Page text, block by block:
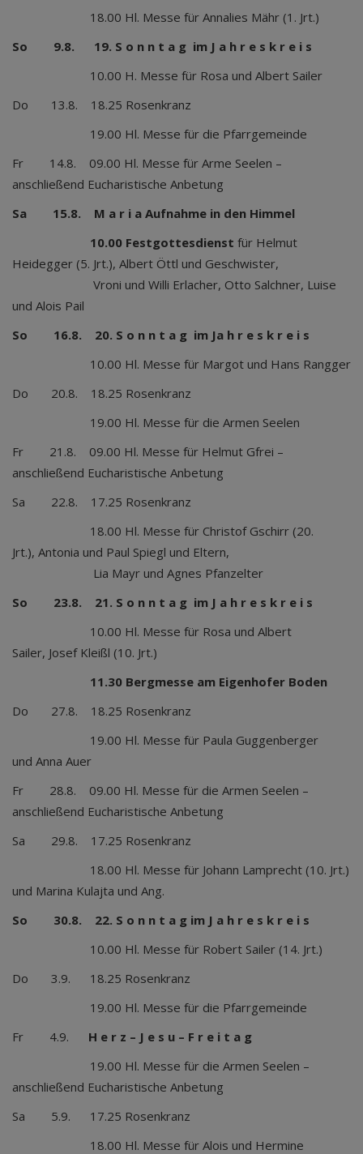
18.00 Hl. Messe für Annalies Mähr (1. Jrt.)
So 9.8. 19. S o n n t a g im J a h r e s k r e i s
10.00 H. Messe für Rosa und Albert Sailer
Do 13.8. 18.25 Rosenkranz
19.00 Hl. Messe für die Pfarrgemeinde
Fr 14.8. 09.00 Hl. Messe für Arme Seelen –
anschließend Eucharistische Anbetung
Sa 15.8. M a r i a Aufnahme in den Himmel
10.00 Festgottesdienst für Helmut
Heidegger (5. Jrt.), Albert Öttl und Geschwister,
Vroni und Willi Erlacher, Otto Salchner, Luise
und Alois Pail
So 16.8. 20. S o n n t a g im Ja h r e s k r e i s
10.00 Hl. Messe für Margot und Hans Rangger
Do 20.8. 18.25 Rosenkranz
19.00 Hl. Messe für die Armen Seelen
Fr 21.8. 09.00 Hl. Messe für Helmut Gfrei –
anschließend Eucharistische Anbetung
Sa 22.8. 17.25 Rosenkranz
18.00 Hl. Messe für Christof Gschirr (20.
Jrt.), Antonia und Paul Spiegl und Eltern,
Lia Mayr und Agnes Pfanzelter
So 23.8. 21. S o n n t a g im J a h r e s k r e i s
10.00 Hl. Messe für Rosa und Albert
Sailer, Josef Kleißl (10. Jrt.)
11.30 Bergmesse am Eigenhofer Boden
Do 27.8. 18.25 Rosenkranz
19.00 Hl. Messe für Paula Guggenberger
und Anna Auer
Fr 28.8. 09.00 Hl. Messe für die Armen Seelen –
anschließend Eucharistische Anbetung
Sa 29.8. 17.25 Rosenkranz
18.00 Hl. Messe für Johann Lamprecht (10. Jrt.)
und Marina Kulajta und Ang.
So 30.8. 22. S o n n t a g im J a h r e s k r e i s
10.00 Hl. Messe für Robert Sailer (14. Jrt.)
Do 3.9. 18.25 Rosenkranz
19.00 Hl. Messe für die Pfarrgemeinde
Fr 4.9. H e r z – J e s u – F r e i t a g
19.00 Hl. Messe für die Armen Seelen –
anschließend Eucharistische Anbetung
Sa 5.9. 17.25 Rosenkranz
18.00 Hl. Messe für Alois und Hermine